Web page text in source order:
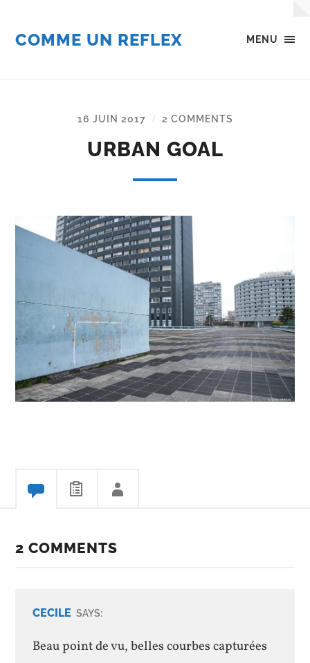
MENU
COMME UN REFLEX
16 JUIN 2017 / 2 COMMENTS
URBAN GOAL
2 COMMENTS
CECILE SAYS:
Beau point de vu, belles courbes capturées